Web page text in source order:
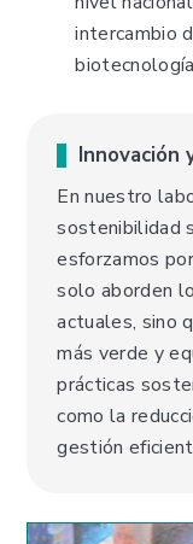
intercambio
Innovación
En nuestro
sostenibilidad
esforzamos
solo aborden
actuales, sino
más verde y
prácticas
como la
gestión